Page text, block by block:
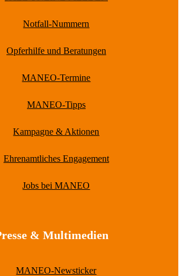
Notfall-Nummern
Opferhilfe und Beratungen
MANEO-Termine
MANEO-Tipps
Kampagne & Aktionen
Ehrenamtliches Engagement
Jobs bei MANEO
& Multimedien
MANEO-Newsticker